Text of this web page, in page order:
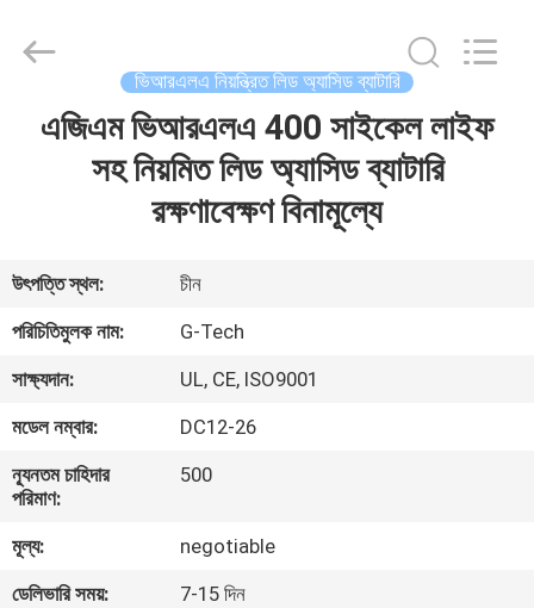
বাড়ি
আমাদের
সম্বন্ধে
কারখানা
পরিদর্শন
নিয়ন্ত্রণ
POWER
GROUP.
ভিআরএলএ নিয়ন্ত্রিত লিড অ্যাসিড ব্যাটারি
এজিএম ভিআরএলএ 400 সাইকেল লাইফ
সহ নিয়মিত লিড অ্যাসিড ব্যাটারি
রক্ষণাবেক্ষণ বিনামূল্যে
উৎপত্তি স্থল:
চীন
পরিচিতিমুলক নাম:
G-Tech
সাক্ষ্যদান:
UL, CE, ISO9001
মডেল নম্বার:
DC12-26
ন্যূনতম চাহিদার
পরিমাণ:
500
মূল্য:
negotiable
ডেলিভারি সময়:
7-15 দিন